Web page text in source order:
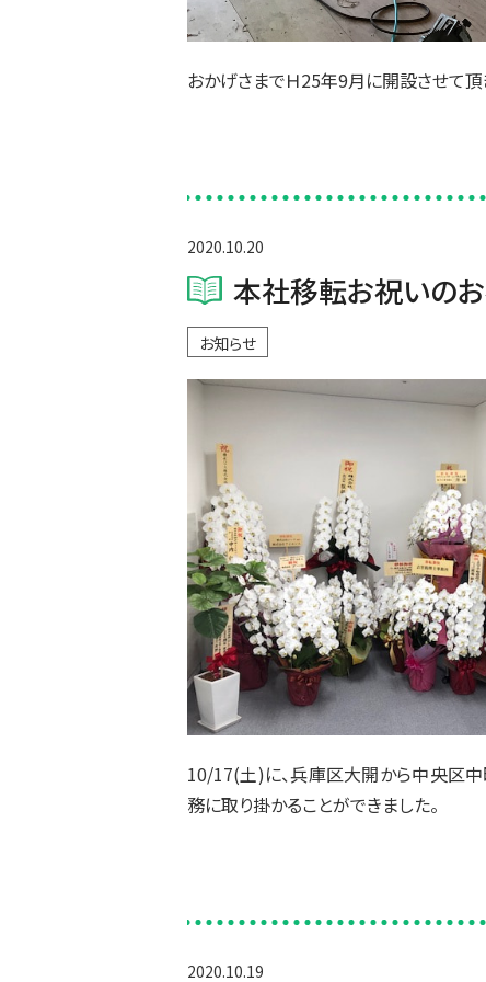
おかげさまでＨ25年9月に開設させて
2020.10.20
本社移転お祝いのお
お知らせ
10/17(土)に、兵庫区大開から中央区中
務に取り掛かることができました。
2020.10.19